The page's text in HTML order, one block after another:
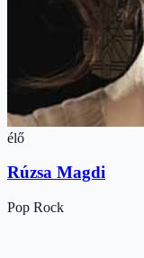
élő
Rúzsa Magdi
Pop Rock